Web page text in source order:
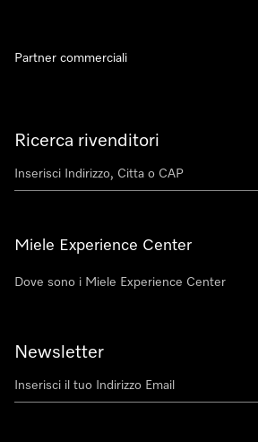
Ricerca rivenditori
Miele Experience Center
Dove sono i Miele Experience Center
Newsletter
Partner commerciali